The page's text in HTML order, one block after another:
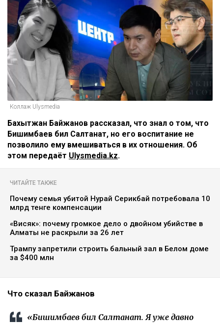
Коллаж Ulysmedia
Бахытжан Байжанов рассказал, что знал о том, что
Бишимбаев бил Салтанат, но его воспитание не
позволило ему вмешиваться в их отношения. Об
этом передаёт Ulysmedia.kz.
ЧИТАЙТЕ ТАКЖЕ
Почему семья убитой Нурай Серикбай потребовала 10
млрд тенге компенсации
«Висяк»: почему громкое дело о двойном убийстве в
Алматы не раскрыли за 26 лет
Трампу запретили строить бальный зал в Белом доме
за $400 млн
Что сказал Байжанов
«Бишимбаев бил Салтанат. Я уже давно